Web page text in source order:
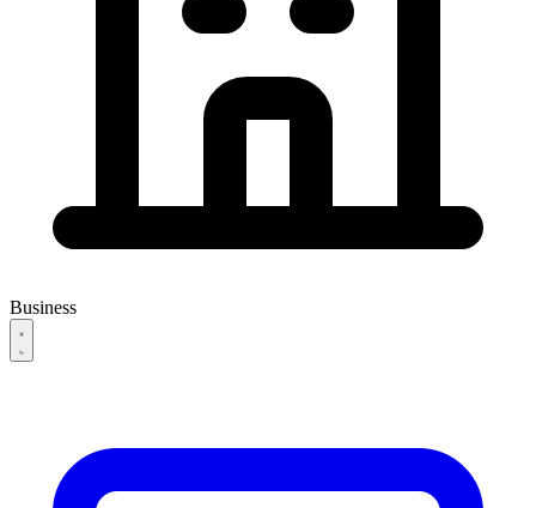
Business